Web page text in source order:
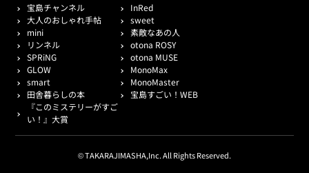
宝島チャンネル
InRed
大人のおしゃれ手帖
sweet
mini
素敵なあの人
リンネル
otona ROSY
SPRiNG
otona MUSE
GLOW
MonoMax
smart
MonoMaster
田舎暮らしの本
宝島すごい！WEB
『このミステリーがすご
い！』大賞
© TAKARAJIMASHA,Inc. All Rights Reserved.